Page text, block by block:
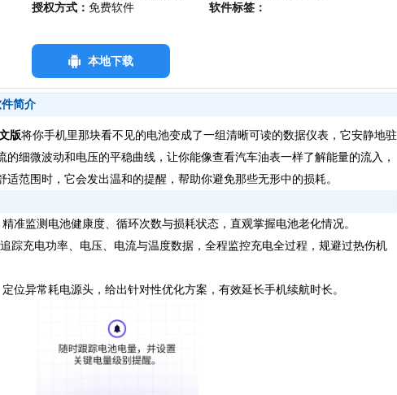
授权方式： 免费软件
软件标签：
本地下载
简介
版将你手机里那块看不见的电池变成了一组清晰可读的数据仪表，它安静地驻
细微波动和电压的平稳曲线，让你能像查看汽车油表一样了解能量的流入，
范围时，它会发出温和的提醒，帮助你避免那些无形中的损耗。
监测电池健康度、循环次数与损耗状态，直观掌握电池老化情况。
充电功率、电压、电流与温度数据，全程监控充电全过程，规避过热伤机
异常耗电源头，给出针对性优化方案，有效延长手机续航时长。